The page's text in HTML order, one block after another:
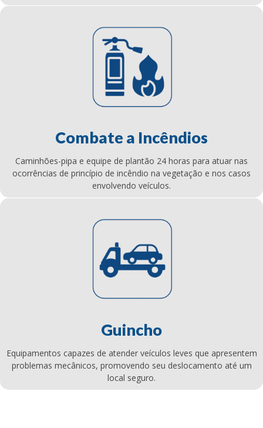
Combate a Incêndios
Caminhões-pipa e equipe de plantão 24 horas para atuar nas
ocorrências de princípio de incêndio na vegetação e nos casos
envolvendo veículos.
Guincho
Equipamentos capazes de atender veículos leves que apresentem
problemas mecânicos, promovendo seu deslocamento até um
local seguro.